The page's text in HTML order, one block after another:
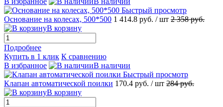
Быстрый просмотр
Основание на колесах, 500*500 1 414.8 руб. / шт 2 358руб.
В корзину
Подробнее
Купить в 1 клик К сравнению
В избранное
В наличии
Быстрый просмотр
Клапан автоматической поилки 170.4 руб. / шт 284руб.
В корзину